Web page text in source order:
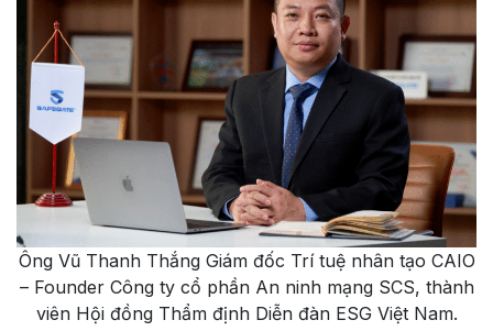
Ông Vũ Thanh Thắng Giám đốc Trí tuệ nhân tạo CAIO
– Founder Công ty cổ phần An ninh mạng SCS, thành
viên Hội đồng Thẩm định Diễn đàn ESG Việt Nam.